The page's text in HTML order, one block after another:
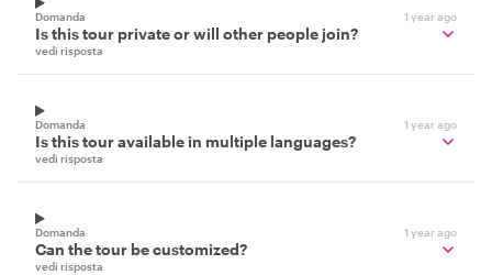
Domanda 1 year ago
Is this tour private or will other people join?
vedi risposta
Domanda 1 year ago
Is this tour available in multiple languages?
vedi risposta
Domanda 1 year ago
Can the tour be customized?
vedi risposta